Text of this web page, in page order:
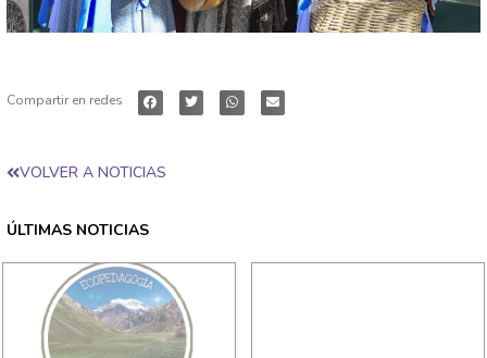
Compartir en redes
VOLVER A NOTICIAS
ÚLTIMAS NOTICIAS